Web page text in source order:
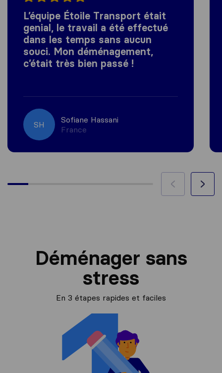
L’équipe Étoile Transport était
genial, le travail a été effectué
dans les temps sans aucun
souci. Mon déménagement,
c’était très bien passé !
SH
Sofiane Hassani
France
Déménager sans
stress
En 3 étapes rapides et faciles